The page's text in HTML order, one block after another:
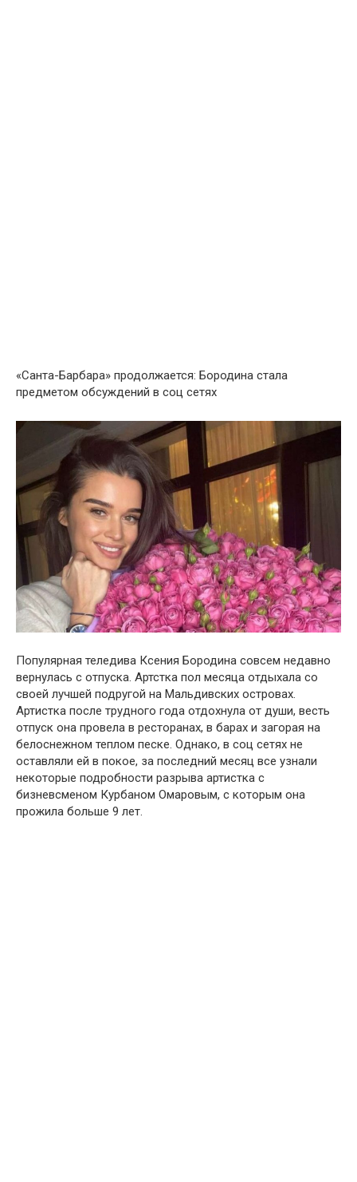
«Санта-Барбара» продолжается: Бородина стала
предметом обсуждений в соц сетях
Популярная теледива Ксения Бородина совсем недавно
вернулась с отпуска. Артстка пол месяца отдыхала со
своей лучшей подругой на Мальдивских островах.
Артистка после трудного года отдохнула от души, весть
отпуск она провела в ресторанах, в барах и загорая на
белоснежном теплом песке. Однако, в соц сетях не
оставляли ей в покое, за последний месяц все узнали
некоторые подробности разрыва артистка с
бизневсменом Курбаном Омаровым, с которым она
прожила больше 9 лет.